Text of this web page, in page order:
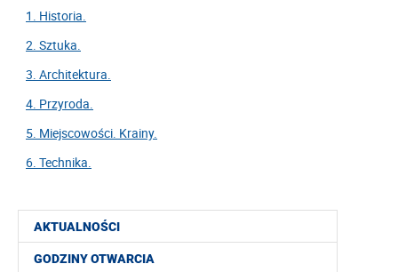
AKTUALNOŚCI
GODZINY OTWARCIA
1. Historia.
2. Sztuka.
3. Architektura.
4. Przyroda.
5. Miejscowości. Krainy.
6. Technika.